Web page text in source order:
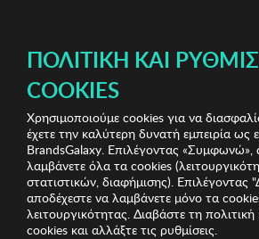
Fremont Organizer Shop
Fremont Organizer
Λήγει σε: 00ημέρες | 00ώρες 00λεπτά
ΠΟΛΙΤΙΚΉ ΚΑΙ
COOKIES
Χρησιμοποιούμε cookies για να
έχετε την καλύτερη δυνατή εμπειρία ως
BrandsGalaxy. Επιλέγοντας «Συμφωνώ»,
λαμβάνετε όλα τα cookies
στατιστικών, διαφήμισης).
αποδέχεστε να λαμβάνετε μόνο τα
λειτουργικότητας. Διαβάστε τη
cookies και αλλάξτε τις ρυθμίσεις.